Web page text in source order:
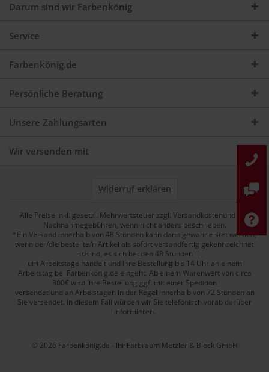
Darum sind wir Farbenkönig
Service
Farbenkönig.de
Persönliche Beratung
Unsere Zahlungsarten
Wir versenden mit
Widerruf erklären
Alle Preise inkl. gesetzl. Mehrwertsteuer zzgl. Versandkostenund ggf.
Nachnahmegebühren, wenn nicht anders beschrieben.
*Ein Versand innerhalb von 48 Stunden kann dann gewährleistet werden,
wenn der/die bestellte/n Artikel als sofort versandfertig gekennzeichnet
ist/sind, es sich bei den 48 Stunden
um Arbeitstage handelt und Ihre Bestellung bis 14 Uhr an einem
Arbeitstag bei Farbenkönig.de eingeht. Ab einem Warenwert von circa
300€ wird Ihre Bestellung ggf. mit einer Spedition
versendet und an Arbeistagen in der Regel innerhalb von 72 Stunden an
Sie versendet. In diesem Fall würden wir Sie telefonisch vorab darüber
informieren.
© 2026 Farbenkönig.de - Ihr Farbraum Metzler & Block GmbH